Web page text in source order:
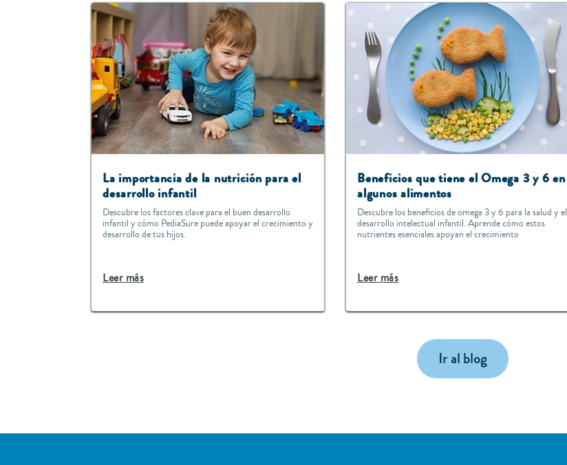
La importancia de la nutrición para el
desarrollo infantil
Descubre los factores clave para el buen desarrollo
infantil y cómo PediaSure puede apoyar el crecimiento y
desarrollo de tus hijos.
Leer más
Beneficios que tiene el Omega 3 y 6 en
algunos alimentos
Descubre los beneficios de omega 3 y 6 para la salud y el
desarrollo intelectual infantil. Aprende cómo estos
nutrientes esenciales apoyan el crecimiento
Leer más
Ir al blog